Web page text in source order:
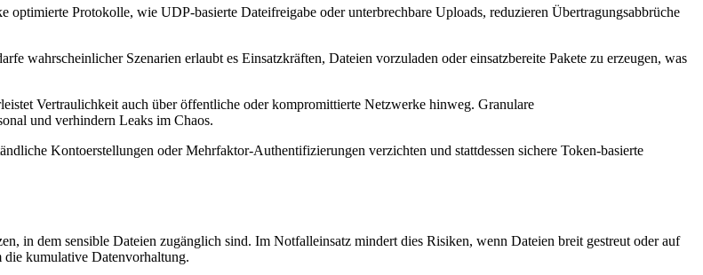
optimierte Protokolle, wie UDP-basierte Dateifreigabe oder unterbrechbare Uploads, reduzieren Übertragungsabbrüche
wahrscheinlicher Szenarien erlaubt es Einsatzkräften, Dateien vorzuladen oder einsatzbereite Pakete zu erzeugen, was
Vertraulichkeit auch über öffentliche oder kompromittierte Netzwerke hinweg. Granulare
und verhindern Leaks im Chaos.
Kontoerstellungen oder Mehrfaktor-Authentifizierungen verzichten und stattdessen sichere Token-basierte
in dem sensible Dateien zugänglich sind. Im Notfalleinsatz mindert dies Risiken, wenn Dateien breit gestreut oder auf
die kumulative Datenvorhaltung.